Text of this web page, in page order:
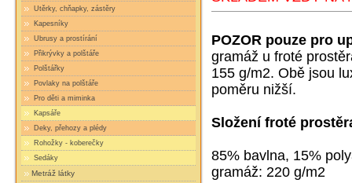
Utěrky, chňapky, zástěry
Kapesníky
Ubrusy a prostírání
Přikrývky a polštáře
Polštářky
Povlaky na polštáře
Pro děti a miminka
Kapsáře
Deky, přehozy a plédy
Rohožky - koberečky
Sedáky
Metráž látky
POZOR pouze pro
gramáž u froté
155 g/m2. Obě jsou
poměru nižší.
Složení froté
85% bavlna, 15%
gramáž: 220 g/m2